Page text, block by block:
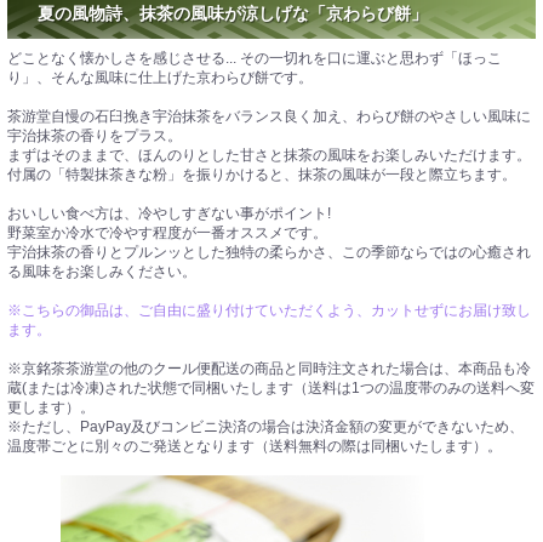
夏の風物詩、抹茶の風味が涼しげな「京わらび餅」
どことなく懐かしさを感じさせる... その一切れを口に運ぶと思わず「ほっこ
り」、そんな風味に仕上げた京わらび餅です。
茶游堂自慢の石臼挽き宇治抹茶をバランス良く加え、わらび餅のやさしい風味に
宇治抹茶の香りをプラス。
まずはそのままで、ほんのりとした甘さと抹茶の風味をお楽しみいただけます。
付属の「特製抹茶きな粉」を振りかけると、抹茶の風味が一段と際立ちます。
おいしい食べ方は、冷やしすぎない事がポイント!
野菜室か冷水で冷やす程度が一番オススメです。
宇治抹茶の香りとプルンッとした独特の柔らかさ、この季節ならではの心癒され
る風味をお楽しみください。
※こちらの御品は、ご自由に盛り付けていただくよう、カットせずにお届け致し
ます。
※京銘茶茶游堂の他のクール便配送の商品と同時注文された場合は、本商品も冷
蔵(または冷凍)された状態で同梱いたします（送料は1つの温度帯のみの送料へ変
更します）。
※ただし、PayPay及びコンビニ決済の場合は決済金額の変更ができないため、
温度帯ごとに別々のご発送となります（送料無料の際は同梱いたします）。